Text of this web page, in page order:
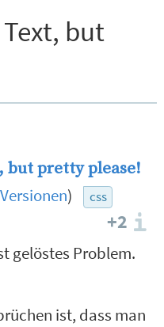
but
but pretty please!
Versionen) css
+2
gelöstes Problem.
ist, dass man